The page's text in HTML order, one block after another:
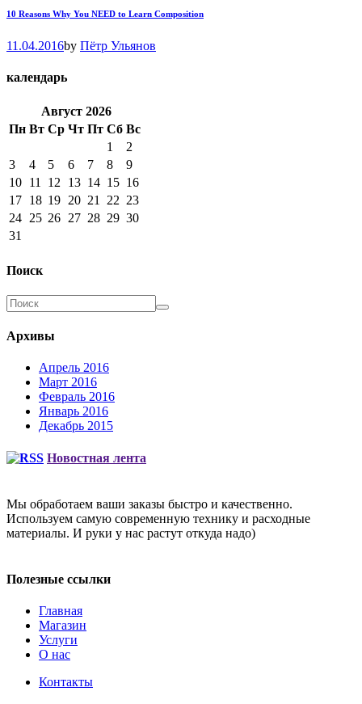
10 Reasons Why You NEED to Learn Composition
11.04.2016by Пётр Ульянов
календарь
Август 2026
Пн Вт Ср Чт Пт Сб Вс
1
2
3
4 5 6 7 8
9
10 11 12 13 14 15 16
17 18 19 20 21 22 23
24 25 26 27 28 29 30
31
Поиск
Архивы
Апрель 2016
Март 2016
Февраль 2016
Январь 2016
Декабрь 2015
Новостная лента
Мы обработаем ваши заказы быстро и качественно.
Используем самую современную технику и расходные
материалы. И руки у нас растут откуда надо)
Полезные ссылки
Главная
Магазин
Услуги
О нас
Контакты